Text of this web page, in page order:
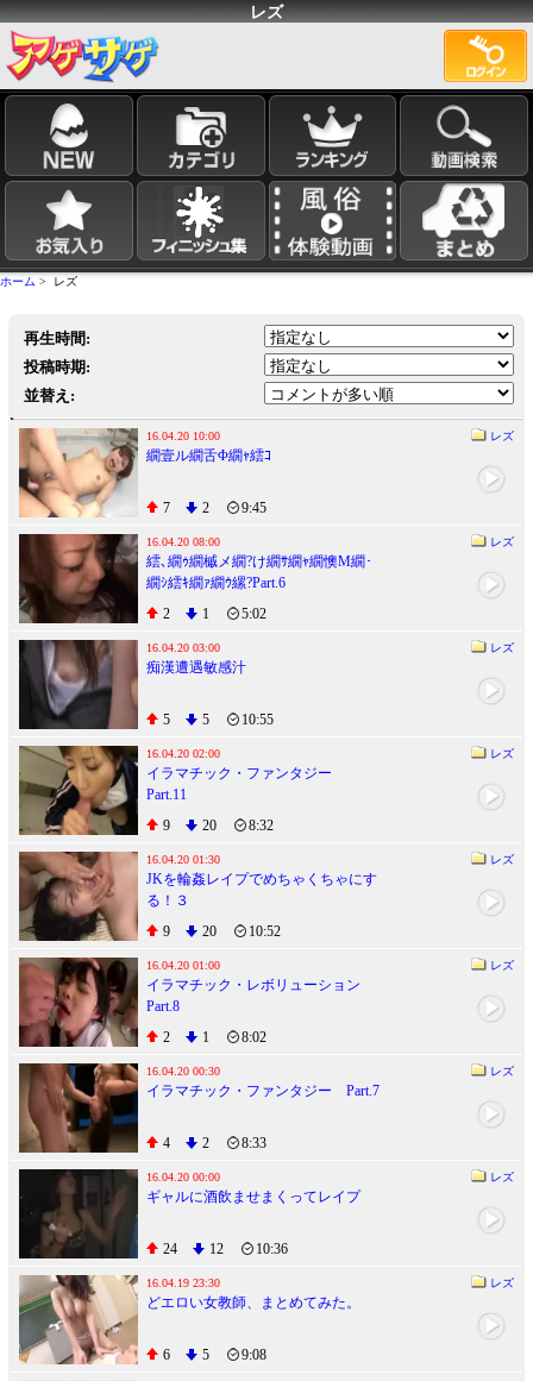
レズ
ホーム > レズ
再生時間:
投稿時期:
並替え:
16.04.20 10:00 レズ
繝壹ル繝舌Φ繝ｬ繧ｺ
7 2 9:45
16.04.20 08:00 レズ
繧､繝ｩ繝槭メ繝?け繝ｻ繝ｬ繝懊Μ繝･
繝ｼ繧ｷ繝ｧ繝ｳ縲?Part.6
2
1 5:02
16.04.20 03:00 レズ
痴漢遭遇敏感汁
5 5 10:55
16.04.20 02:00 レズ
イラマチック・ファンタジー
Part.11
9
20 8:32
16.04.20 01:30 レズ
JKを輪姦レイプでめちゃくちゃにす
る！３
9
20 10:52
16.04.20 01:00 レズ
イラマチック・レボリューション
Part.8
2
1 8:02
16.04.20 00:30 レズ
イラマチック・ファンタジー Part.7
4 2 8:33
16.04.20 00:00 レズ
ギャルに酒飲ませまくってレイプ
24 12 10:36
16.04.19 23:30 レズ
どエロい女教師、まとめてみた。
6 5 9:08